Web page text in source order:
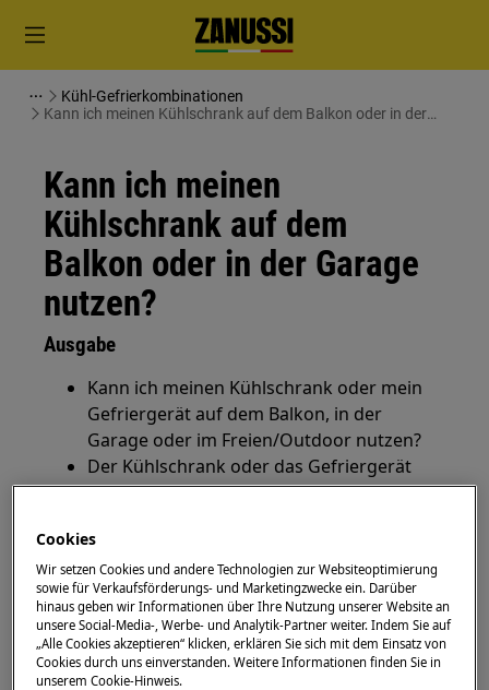
Kühl-Gefrierkombinationen
Kann ich meinen Kühlschrank auf dem Balkon oder in der
Kann ich meinen
Kühlschrank auf dem
Balkon oder in der Garage
nutzen?
Ausgabe
Kann ich meinen Kühlschrank oder mein
Gefriergerät auf dem Balkon, in der
Garage oder im Freien/Outdoor nutzen?
Der Kühlschrank oder das Gefriergerät
funktioniert nur manchmal.
Gilt für
Kühlschrank (Einbaugerät und
freistehend)
Kühl-Gefrierkombination (Einbaugerät und
freistehend)
Cookies
Wir setzen Cookies und andere Technologien zur Websiteoptimierung
sowie für Verkaufsförderungs- und Marketingzwecke ein. Darüber
hinaus geben wir Informationen über Ihre Nutzung unserer Website an
unsere Social-Media-, Werbe- und Analytik-Partner weiter. Indem Sie auf
„Alle Cookies akzeptieren“ klicken, erklären Sie sich mit dem Einsatz von
Cookies durch uns einverstanden. Weitere Informationen finden Sie in
unserem Cookie-Hinweis.